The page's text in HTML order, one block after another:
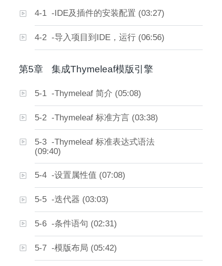
4-1 -IDE及插件的安装配置 (03:27)
4-2 -导入项目到IDE，运行 (06:56)
第5章 集成Thymeleaf模版引擎
5-1 -Thymeleaf 简介 (05:08)
5-2 -Thymeleaf 标准方言 (03:38)
5-3 -Thymeleaf 标准表达式语法
(09:40)
5-4 -设置属性值 (07:08)
5-5 -迭代器 (03:03)
5-6 -条件语句 (02:31)
5-7 -模版布局 (05:42)